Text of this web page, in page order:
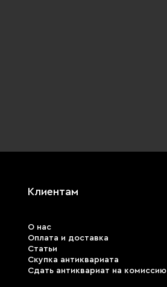
Клиентам
О нас
Оплата и доставка
Статьи
Скупка антиквариата
Сдать антиквариат на комиссию